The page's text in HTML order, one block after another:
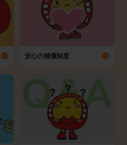
安心の補償制度